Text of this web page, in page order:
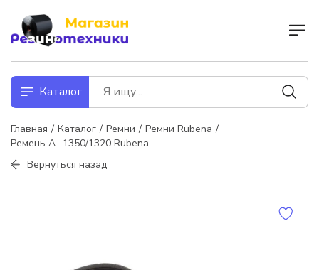
Каталог
Главная Каталог Ремни
Ремни Rubena
Ремень А- 1350/1320 Rubena
Вернуться назад